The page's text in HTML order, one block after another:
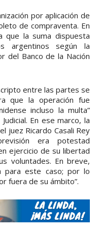
por aplicación de
de compraventa. En
que la suma dispuesta
argentinos según la
del Banco de la Nación
entre las partes se
que la operación fue
incluso la multa”
En ese marco, la
juez Ricardo Casali Rey
era potestad
ejercicio de su libertad
voluntades. En breve,
para este caso; por lo
fuera de su ámbito”.